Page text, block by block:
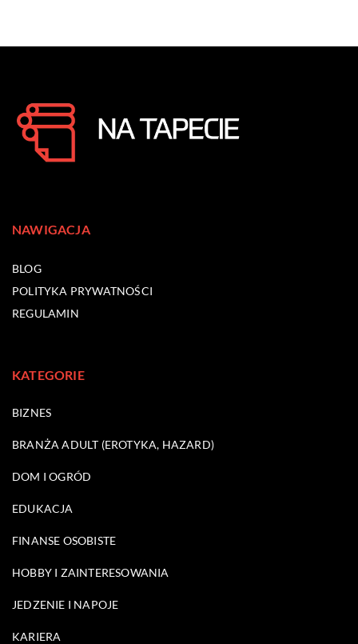
NAWIGACJA
BLOG
POLITYKA PRYWATNOŚCI
REGULAMIN
KATEGORIE
BIZNES
BRANŻA ADULT (EROTYKA, HAZARD)
DOM I OGRÓD
EDUKACJA
FINANSE OSOBISTE
HOBBY I ZAINTERESOWANIA
JEDZENIE I NAPOJE
KARIERA